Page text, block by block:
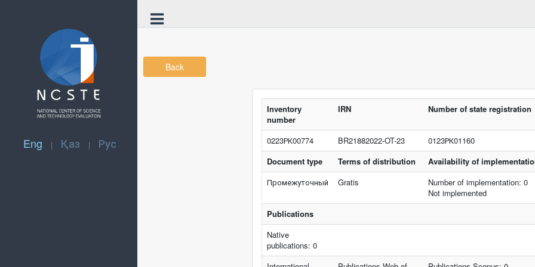
Eng | Қаз | Рус
Back
Inventory
number
IRN Number of state registration
0223РК00774 BR21882022-OT-23
0123РК01160
Document type
Terms of distribution
Availability of
Промежуточный
Gratis
Number of implementation: 0
Not implemented
Publications
Native
publications: 0